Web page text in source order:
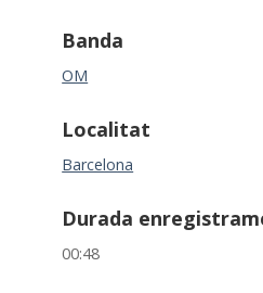
Banda
OM
Localitat
Barcelona
Durada
00:48